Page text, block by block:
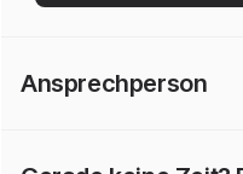
Ansprechperson